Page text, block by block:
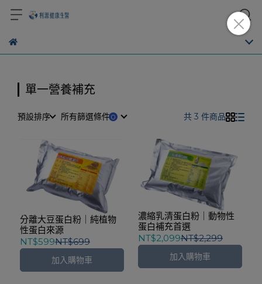
單一營養補充
預設排序 所有篩選條件 共 3 件商品
分離大豆蛋白粉｜純植物
性蛋白來源
NT$599NT$699
加入購物車
濃縮乳清蛋白粉｜動物性
蛋白補充首選
NT$2,099NT$2,299
加入購物車